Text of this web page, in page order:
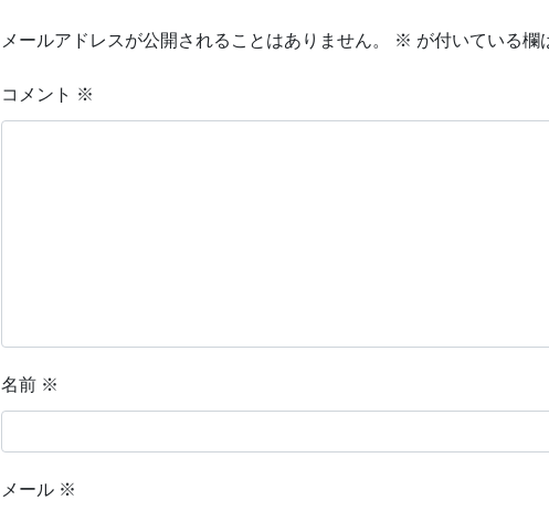
メールアドレスが公開されることはありません。 ※ が付いている欄
コメント ※
名前 ※
メール ※